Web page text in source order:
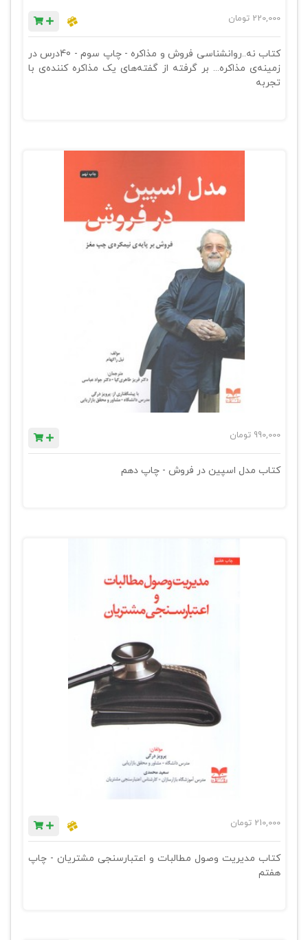
220,000 تومان
کتاب نه..روانشناسی فروش و مذاکره - چاپ سوم - 40درس در
زمینه‌ی مذاکره... بر گرفته از گفته‌های یک مذاکره کننده‌ی با
تجربه
990,000 تومان
کتاب مدل اسپین در فروش - چاپ دهم
210,000 تومان
کتاب مدیریت وصول مطالبات و اعتبارسنجی مشتریان - چاپ
هفتم